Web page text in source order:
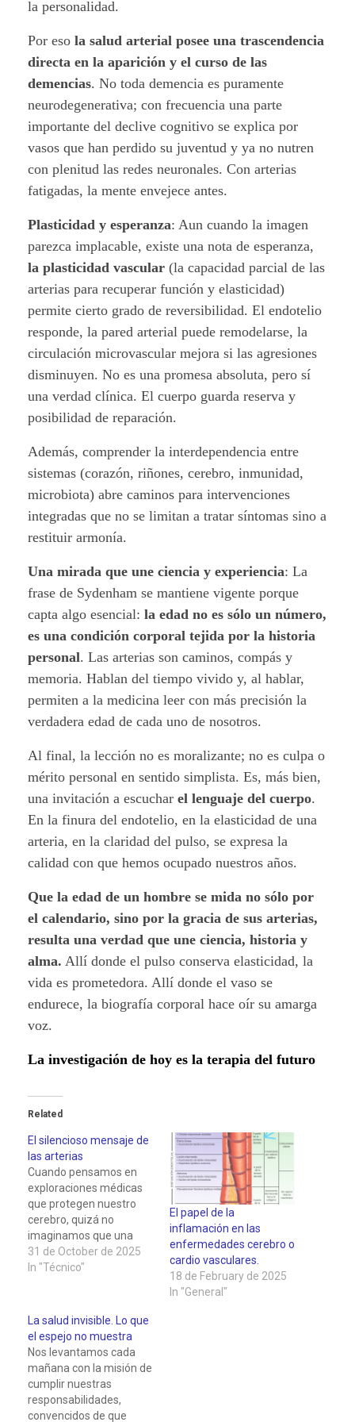
la personalidad.
Por eso la salud arterial posee una trascendencia
directa en la aparición y el curso de las
demencias. No toda demencia es puramente
neurodegenerativa; con frecuencia una parte
importante del declive cognitivo se explica por
vasos que han perdido su juventud y ya no nutren
con plenitud las redes neuronales. Con arterias
fatigadas, la mente envejece antes.
Plasticidad y esperanza: Aun cuando la imagen
parezca implacable, existe una nota de esperanza,
la plasticidad vascular (la capacidad parcial de las
arterias para recuperar función y elasticidad)
permite cierto grado de reversibilidad. El endotelio
responde, la pared arterial puede remodelarse, la
circulación microvascular mejora si las agresiones
disminuyen. No es una promesa absoluta, pero sí
una verdad clínica. El cuerpo guarda reserva y
posibilidad de reparación.
Además, comprender la interdependencia entre
sistemas (corazón, riñones, cerebro, inmunidad,
microbiota) abre caminos para intervenciones
integradas que no se limitan a tratar síntomas sino a
restituir armonía.
Una mirada que une ciencia y experiencia: La
frase de Sydenham se mantiene vigente porque
capta algo esencial: la edad no es sólo un número,
es una condición corporal tejida por la historia
personal. Las arterias son caminos, compás y
memoria. Hablan del tiempo vivido y, al hablar,
permiten a la medicina leer con más precisión la
verdadera edad de cada uno de nosotros.
Al final, la lección no es moralizante; no es culpa o
mérito personal en sentido simplista. Es, más bien,
una invitación a escuchar el lenguaje del cuerpo.
En la finura del endotelio, en la elasticidad de una
arteria, en la claridad del pulso, se expresa la
calidad con que hemos ocupado nuestros años.
Que la edad de un hombre se mida no sólo por
el calendario, sino por la gracia de sus arterias,
resulta una verdad que une ciencia, historia y
alma. Allí donde el pulso conserva elasticidad, la
vida es prometedora. Allí donde el vaso se
endurece, la biografía corporal hace oír su amarga
voz.
La investigación de hoy es la terapia del futuro
Related
El silencioso mensaje de
las arterias
Cuando pensamos en
exploraciones médicas
que protegen nuestro
cerebro, quizá no
imaginamos que una
prueba tan sencilla como
la ecografía pueda
sufrir un ictus
(interrupción del flujo
sanguíneo cerebral que
daña el tejido nervioso).
La ecografía de los
troncos supraaórticos
representa
31 de October de 2025
In "Técnico"
El papel de la
inflamación en las
enfermedades cerebro o
cardio vasculares.
18 de February de 2025
In "General"
La salud invisible. Lo que
el espejo no muestra
Nos levantamos cada
mañana con la misión de
cumplir nuestras
responsabilidades,
convencidos de que